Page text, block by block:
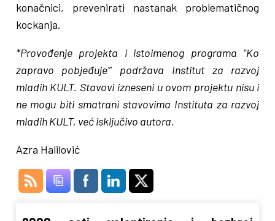
konačnici, prevenirati nastanak problematičnog
kockanja.
*Provođenje projekta i istoimenog programa “Ko
zapravo pobjeđuje'” podržava Institut za razvoj
mladih KULT. Stavovi izneseni u ovom projektu nisu i
ne mogu biti smatrani stavovima Instituta za razvoj
mladih KULT, već isključivo autora.
Azra Halilović